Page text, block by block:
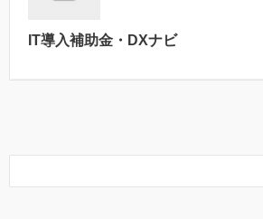
IT導入補助金・DXナビ